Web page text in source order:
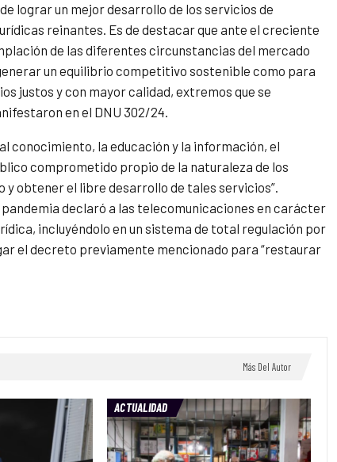
lograr un mejor desarrollo de los servicios de
reinantes. Es de destacar que ante el creciente
de las diferentes circunstancias del mercado
un equilibrio competitivo sostenible como para
justos y con mayor calidad, extremos que se
en el DNU 302/24.
conocimiento, la educación y la información, el
comprometido propio de la naturaleza de los
y obtener el libre desarrollo de tales servicios”.
declaró a las telecomunicaciones en carácter
incluyéndolo en un sistema de total regulación por
el decreto previamente mencionado para “restaurar
Más Del Autor
ACTUALIDAD